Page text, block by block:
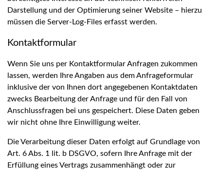
Darstellung und der Optimierung seiner Website – hierzu
müssen die Server-Log-Files erfasst werden.
Kontaktformular
Wenn Sie uns per Kontaktformular Anfragen zukommen
lassen, werden Ihre Angaben aus dem Anfrageformular
inklusive der von Ihnen dort angegebenen Kontaktdaten
zwecks Bearbeitung der Anfrage und für den Fall von
Anschlussfragen bei uns gespeichert. Diese Daten geben
wir nicht ohne Ihre Einwilligung weiter.
Die Verarbeitung dieser Daten erfolgt auf Grundlage von
Art. 6 Abs. 1 lit. b DSGVO, sofern Ihre Anfrage mit der
Erfüllung eines Vertrags zusammenhängt oder zur